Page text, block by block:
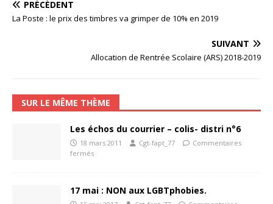
PRÉCÉDENT
La Poste : le prix des timbres va grimper de 10% en 2019
SUIVANT
Allocation de Rentrée Scolaire (ARS) 2018-2019
SUR LE MÊME THÈME
Les échos du courrier – colis- distri n°6
18 mars 2011 Cgt-fapt_77
Commentaires
fermés
17 mai : NON aux LGBTphobies.